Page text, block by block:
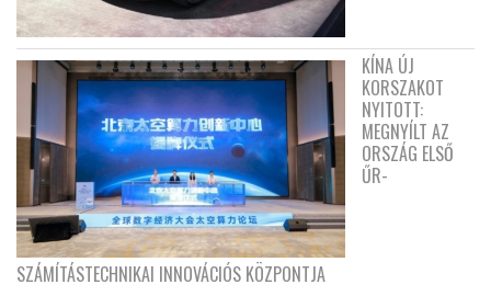
KÍNA ÚJ
KORSZAKOT
NYITOTT:
MEGNYÍLT AZ
ORSZÁG ELSŐ
ŰR-
SZÁMÍTÁSTECHNIKAI INNOVÁCIÓS KÖZPONTJA